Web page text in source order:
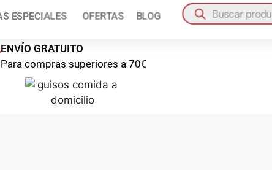
Pídelo aquí
ENVÍO GRATUITO
Para compras superiores a 70€
ESPECIALES OFERTAS BLOG